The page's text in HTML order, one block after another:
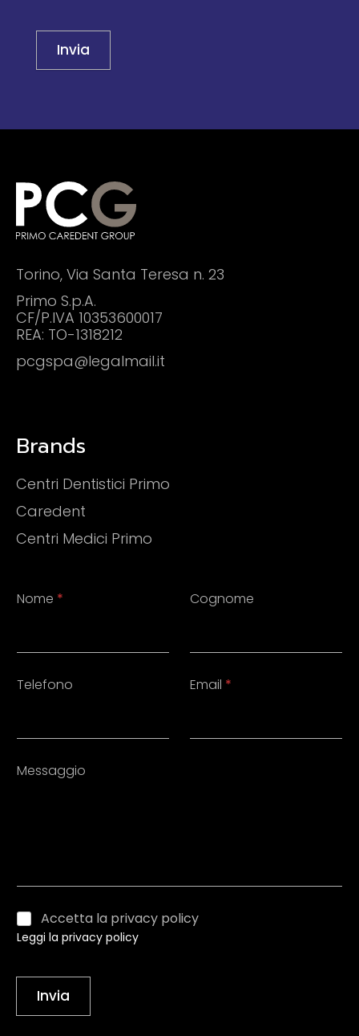
Invia
Torino, Via Santa Teresa n. 23
Primo S.p.A.
CF/P.IVA 10353600017
REA: TO-1318212
pcgspa@legalmail.it
Brands
Centri Dentistici Primo
Caredent
Centri Medici Primo
Nome * Cognome
Telefono Email *
Messaggio
Accetta la privacy policy
Leggi la privacy policy
Invia